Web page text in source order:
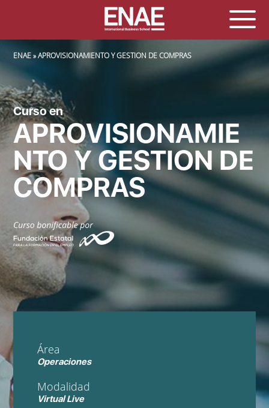
SOBRESCRIBIR ENLACES DE AYUDA A LA NAVEGACIÓN
ENAE APROVISIONAMIENTO Y GESTION DE COMPRAS
Curso en
APROVISIONAMIE
NTO Y GESTION DE
COMPRAS
Área
Operaciones
Modalidad
Virtual Live